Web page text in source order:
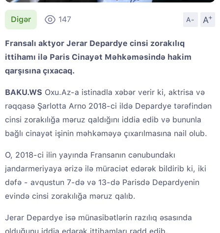
Digər 147 A- A
+
Fransalı aktyor Jerar Depardye cinsi zorakılıq
ittihamı ilə Paris Cinayət Məhkəməsində hakim
qarşısına çıxacaq.
BAKU.WS Oxu.Az-a istinadla xəbər verir ki, aktrisa və
rəqqasə Şarlotta Arno 2018-ci ildə Depardye tərəfindən
cinsi zorakılığa məruz qaldığını iddia edib və bununla
bağlı cinayət işinin məhkəməyə çıxarılmasına nail olub.
O, 2018-ci ilin yayında Fransanın cənubundakı
jandarmeriyaya ərizə ilə müraciət edərək bildirib ki, iki
dəfə - avqustun 7-də və 13-də Parisdə Depardyenin
evində cinsi zorakılığa məruz qalıb.
Jerar Depardye isə münasibətlərin razılıq əsasında